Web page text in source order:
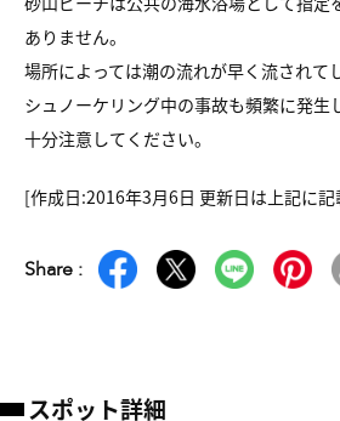
ありません。
場所によっては潮の流れが早く流されて
シュノーケリング中の事故も頻繁に発生
十分注意してください。
[作成日:2016年3月6日 更新日は上記に記
Share :
スポット詳細